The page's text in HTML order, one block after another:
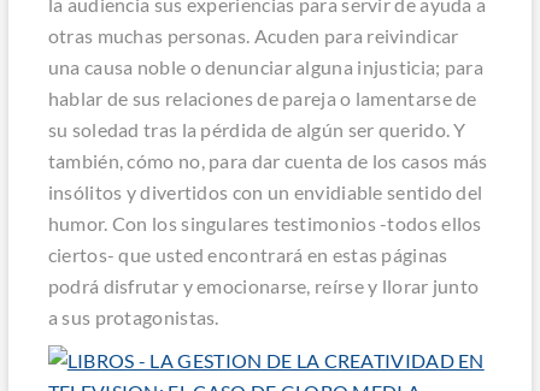
otras muchas personas. Acuden para reivindicar
una causa noble o denunciar alguna injusticia; para
hablar de sus relaciones de pareja o lamentarse de
su soledad tras la pérdida de algún ser querido. Y
también, cómo no, para dar cuenta de los casos más
insólitos y divertidos con un envidiable sentido del
humor. Con los singulares testimonios -todos ellos
ciertos- que usted encontrará en estas páginas
podrá disfrutar y emocionarse, reírse y llorar junto
a sus protagonistas.